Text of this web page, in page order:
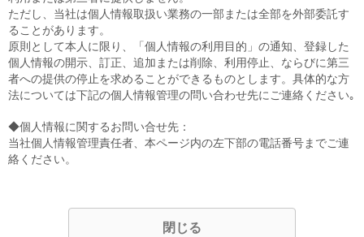
ただし、当社は個人情報取扱い業務の一部または全部を外部委託す
ることがあります。
原則として本人に限り、「個人情報の利用目的」の通知、登録した
個人情報の開示、訂正、追加または削除、利用停止、ならびに第三
者への提供の停止を求めることができるものとします。具体的な方
法については下記の個人情報管理の問い合わせ先にご連絡ください｡
◆個人情報に関するお問い合せ先：
当社個人情報管理責任者、本ページ内の左下部の電話番号までご連
絡ください。
閉じる